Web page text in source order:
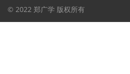
© 2022 郑广学 版权所有